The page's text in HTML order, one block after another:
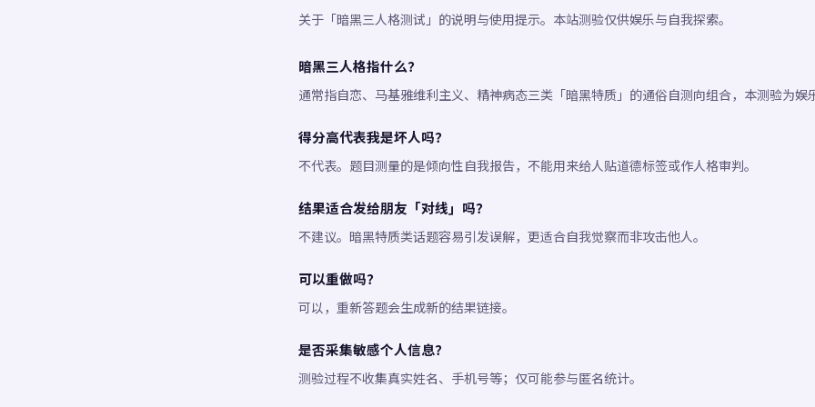
关于「暗黑三人格测试」的说明与使用提示。本站测验仅供娱乐与自我探索。
暗黑三人格指什么？
通常指自恋、马基雅维利主义、精神病态三类「暗黑特质」的通俗自测向组合，本测验为娱
得分高代表我是坏人吗？
不代表。题目测量的是倾向性自我报告，不能用来给人贴道德标签或作人格审判。
结果适合发给朋友「对线」吗？
不建议。暗黑特质类话题容易引发误解，更适合自我觉察而非攻击他人。
可以重做吗？
可以，重新答题会生成新的结果链接。
是否采集敏感个人信息？
测验过程不收集真实姓名、手机号等；仅可能参与匿名统计。